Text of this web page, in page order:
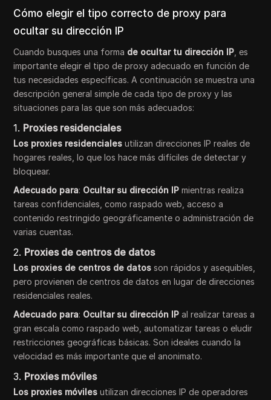
Cómo elegir el tipo correcto de proxy para
ocultar su dirección IP
Cuando busques una forma de ocultar tu dirección IP , es
importante elegir el tipo de proxy adecuado en función de
tus necesidades específicas. A continuación se muestra una
descripción general simple de cada tipo de proxy y las
situaciones para las que son más adecuados:
1. Proxies residenciales
Los proxies residenciales utilizan direcciones IP reales de
hogares reales, lo que los hace más difíciles de detectar y
bloquear.
Adecuado para: Ocultar su dirección IP mientras realiza
tareas confidenciales, como raspado web, acceso a
contenido restringido geográficamente o administración de
varias cuentas.
2. Proxies de centros de datos
Los proxies de centros de datos son rápidos y asequibles,
pero provienen de centros de datos en lugar de direcciones
residenciales reales.
Adecuado para: Ocultar su dirección IP al realizar tareas a
gran escala como raspado web, automatizar tareas o eludir
restricciones geográficas básicas. Son ideales cuando la
velocidad es más importante que el anonimato.
3. Proxies móviles
Los proxies móviles utilizan direcciones IP de operadores